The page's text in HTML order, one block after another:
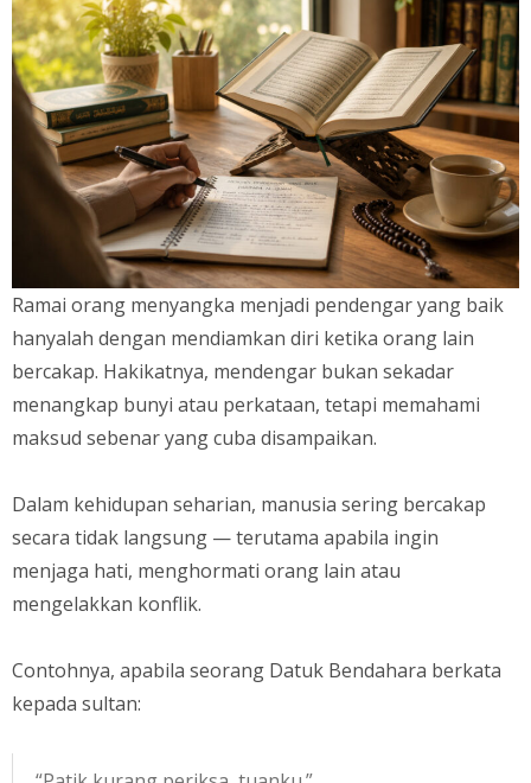
Ramai orang menyangka menjadi pendengar yang baik
hanyalah dengan mendiamkan diri ketika orang lain
bercakap. Hakikatnya, mendengar bukan sekadar
menangkap bunyi atau perkataan, tetapi memahami
maksud sebenar yang cuba disampaikan.
Dalam kehidupan seharian, manusia sering bercakap
secara tidak langsung — terutama apabila ingin
menjaga hati, menghormati orang lain atau
mengelakkan konflik.
Contohnya, apabila seorang Datuk Bendahara berkata
kepada sultan: